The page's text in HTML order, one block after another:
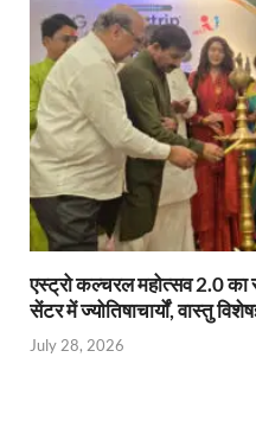
एस्ट्रो कल्चरल महोत्सव 2.0
सेंटर में ज्योतिषाचार्यों, वास्तु
July 28, 2026